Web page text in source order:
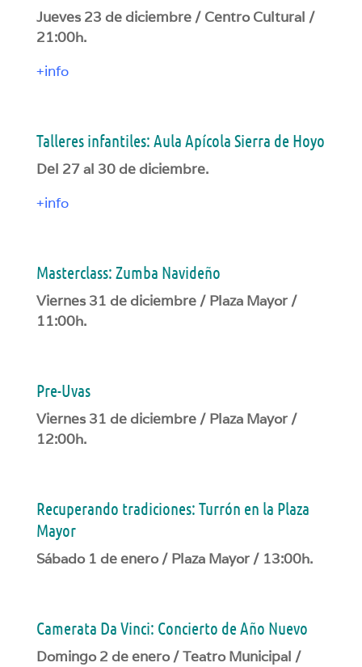
Jueves 23 de diciembre / Centro Cultural /
21:00h.
+info
Talleres infantiles: Aula Apícola Sierra de Hoyo
Del 27 al 30 de diciembre.
+info
Masterclass: Zumba Navideño
Viernes 31 de diciembre / Plaza Mayor /
11:00h.
Pre-Uvas
Viernes 31 de diciembre / Plaza Mayor /
12:00h.
Recuperando tradiciones: Turrón en la Plaza
Mayor
Sábado 1 de enero / Plaza Mayor / 13:00h.
Camerata Da Vinci: Concierto de Año Nuevo
Domingo 2 de enero / Teatro Municipal /